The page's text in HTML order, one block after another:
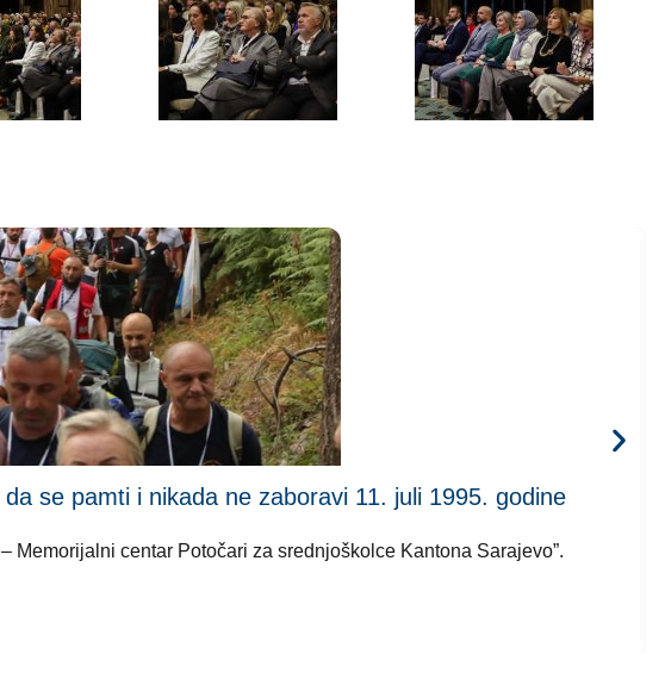
se pamti i nikada ne zaboravi 11. juli 1995. godine
centar Potočari za srednjoškolce Kantona Sarajevo”.